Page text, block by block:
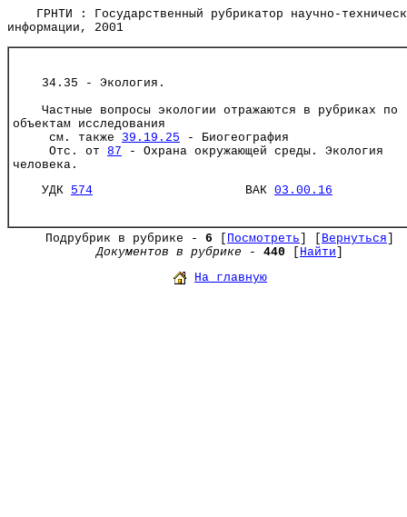
ГРНТИ : Государственный рубрикатор научно-
информации, 2001
34.35 - Экология.
Частные вопросы экологии отражаются в рубриках по
объектам исследования
см. также 39.19.25 - Биогеография
Отс. от 87 - Охрана окружающей среды. Экология
человека.
УДК 574 ВАК 03.00.16
Подрубрик в рубрике - 6 Посмотреть Вернуться
Документов в рубрике - 440 Найти
На главную